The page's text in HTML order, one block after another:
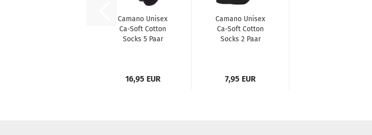
Camano Unisex
Ca-Soft Cotton
Socks 5 Paar
16,95 EUR
Camano Unisex
Ca-Soft Cotton
Socks 2 Paar
7,95 EUR